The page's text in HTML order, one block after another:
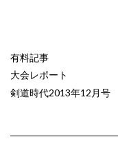
有料記事
大会レポート
剣道時代2013年12月号